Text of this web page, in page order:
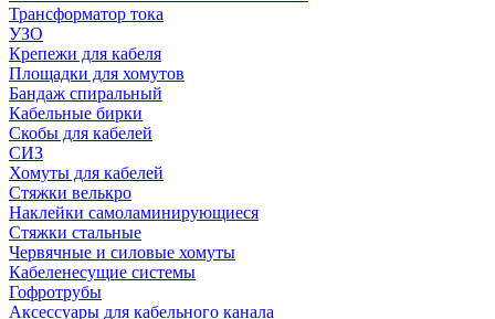
Трансформатор тока
УЗО
Крепежи для кабеля
Площадки для хомутов
Бандаж спиральный
Кабельные бирки
Cкобы для кабелей
СИЗ
Хомуты для кабелей
Стяжки велькро
Наклейки самоламинирующиеся
Стяжки стальные
Червячные и силовые хомуты
Кабеленесущие системы
Гофротрубы
Аксессуары для кабельного канала